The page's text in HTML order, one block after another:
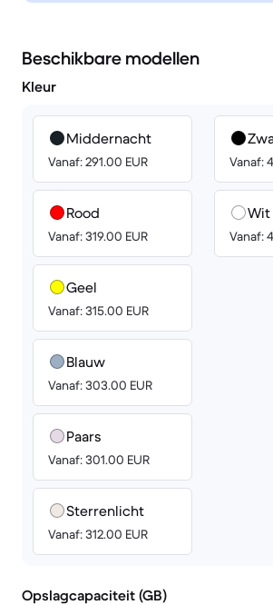
Beschikbare modellen
Kleur
Middernacht
Vanaf: 291.00 EUR
Rood
Vanaf: 319.00 EUR
Geel
Vanaf: 315.00 EUR
Blauw
Vanaf: 303.00 EUR
Paars
Vanaf: 301.00 EUR
Sterrenlicht
Vanaf: 312.00 EUR
Vanaf:
Wit
Vanaf:
Opslagcapaciteit (GB)